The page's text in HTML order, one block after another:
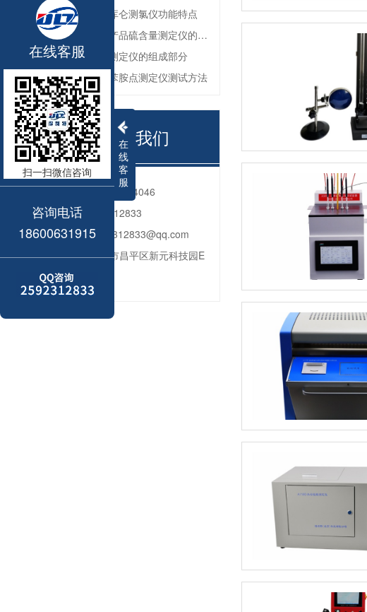
全自动微库仑测氯仪功能特点
深色石油产品硫含量测定仪的工作环境要求
油品色度测定仪的组成部分
石油产品苯胺点测定仪测试方法
联系我们
010-80764046
QQ：
2592312833
邮箱：2592312833@qq.com
地址：北京市昌平区新元科技园E
座206
在
线
客
服
在线客服
扫一扫微信咨询
咨询电话
18600631915